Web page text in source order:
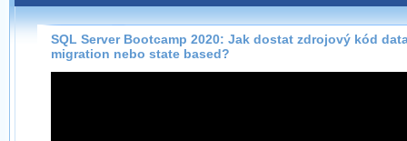
Záznamy na našem webu můžete pohodlně sledovat
přímo na stránce s využitím našehoHTML 5nebo
Silverlightpřehrávače.
Stránka se sama rozhodne, na základě toho, jaké
SQL Server Bootcamp 2020: Jak dostat zdrojový kód
migration nebo state based?